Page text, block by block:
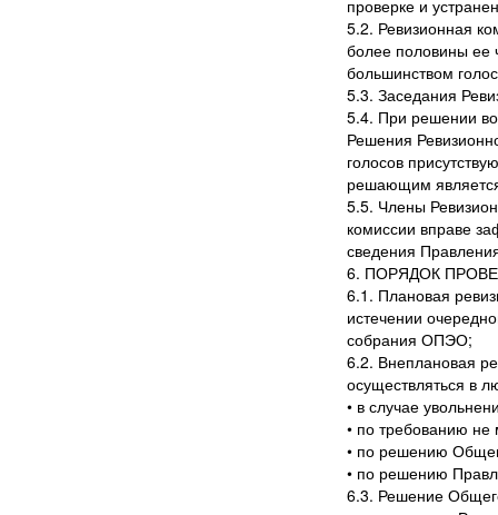
проверке и
5.2. Ревизионная
более половины ее
большинством
5.3. Заседания
5.4. При решении
Решения
голосов
решающим
5.5. Члены
комиссии вправе
сведения
6. ПОРЯДОК
6.1. Плановая
истечении
собрания ОПЭО;
6.2. Внеплановая
осуществляться в
• в случае
• по требованию
• по решению
• по решению
6.3. Решение